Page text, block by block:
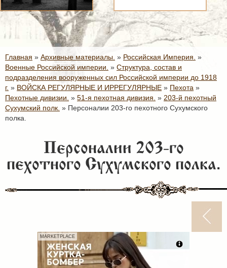
Главная » Архивные материалы. » Российская Империя. »
Военные Российской империи. » Структура, состав и
подразделения вооруженных сил Российской империи до 1918
г. » ВОЙСКА РЕГУЛЯРНЫЕ И ИРРЕГУЛЯРНЫЕ » Пехота »
Пехотные дивизии. » 51-я пехотная дивизия. » 203-й пехотный
Сухумский полк. » Персоналии 203-го пехотного Сухумского
полка.
Персоналии 203-го
пехотного Сухумского полка.
MARKETPLACE